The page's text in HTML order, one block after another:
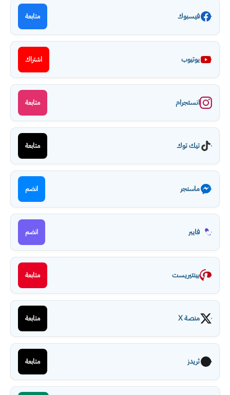
فيسبوك متابعة
يوتيوب اشتراك
انستجرام متابعة
تيك توك متابعة
ماسنجر انضم
فايبر انضم
بينتيريست متابعة
منصة X متابعة
ثريدز متابعة